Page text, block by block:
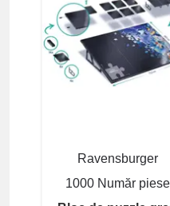
Ravensburger
1000 Număr piese